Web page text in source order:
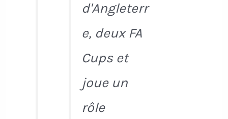
d'Angleterr
e, deux FA
Cups et
joue un
rôle